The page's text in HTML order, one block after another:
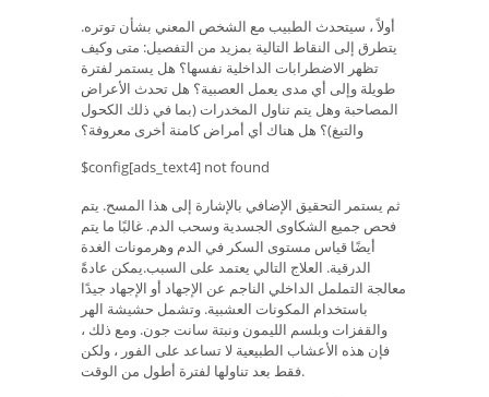
أولاً ، سيتحدث الطبيب مع الشخص المعني بشأن توتره.
يتطرق إلى النقاط التالية بمزيد من التفصيل: متى وكيف
تظهر الاضطرابات الداخلية نفسها؟ هل يستمر لفترة
طويلة وإلى أي مدى يعمل العصبية؟ هل تحدث الأعراض
المصاحبة وهل يتم تناول المخدرات (بما في ذلك الكحول
والتبغ)؟ هل هناك أي أمراض كامنة أخرى معروفة؟
$config[ads_text4] not found
ثم يستمر التحقيق الإضافي بالإشارة إلى هذا المسح. يتم
فحص جميع الشكاوى الجسدية وسحب الدم. غالبًا ما يتم
أيضًا قياس مستوى السكر في الدم وهرمونات الغدة
الدرقية. العلاج التالي يعتمد على السبب.يمكن عادةً
معالجة التململ الداخلي الناجم عن الإجهاد أو الإجهاد جيدًا
باستخدام المكونات العشبية. وتشمل حشيشة الهر
والقفزات وبلسم الليمون ونبتة سانت جون. ومع ذلك ،
فإن هذه الأعشاب الطبيعية لا تساعد على الفور ، ولكن
فقط بعد تناولها لفترة أطول من الوقت.